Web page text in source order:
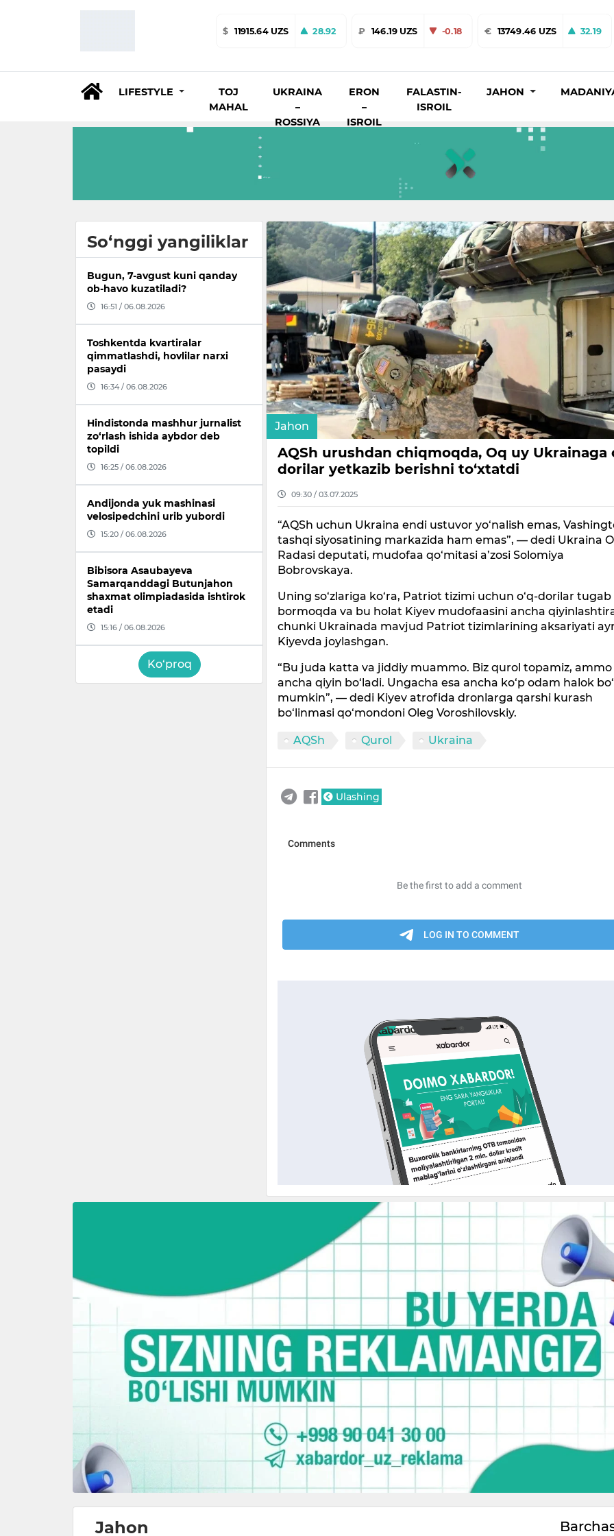
$ 11915.64 UZS 28.92 ₽ 146.19 UZS -0.18 € 13749.46 UZS 32.19
LIFESTYLE
TOJ
MAHAL
UKRAINA
–
ROSSIYA
ERON
–
ISROIL
FALASTIN-
ISROIL
JAHON
So‘nggi yangiliklar
Bugun, 7-avgust kuni qanday
ob-havo kuzatiladi?
16:51 / 06.08.2026
Toshkentda kvartiralar
qimmatlashdi, hovlilar narxi
pasaydi
16:34 / 06.08.2026
Hindistonda mashhur jurnalist
zo‘rlash ishida aybdor deb
topildi
16:25 / 06.08.2026
Andijonda yuk mashinasi
velosipedchini urib yubordi
15:20 / 06.08.2026
Bibisora Asaubayeva
Samarqanddagi Butunjahon
shaxmat olimpiadasida ishtirok
etadi
15:16 / 06.08.2026
Ko‘proq
Jahon
AQSh urushdan chiqmoqda, Oq uy Ukrainaga
dorilar yetkazib berishni to‘xtatdi
09:30 / 03.07.2025
“AQSh uchun Ukraina endi ustuvor yo‘nalish emas,
tashqi siyosatining markazida ham emas”, — dedi Ukraina
Radasi deputati, mudofaa qo‘mitasi a’zosi Solomiya
Bobrovskaya.
Uning so‘zlariga ko‘ra, Patriot tizimi uchun o‘q-dorilar tugab
bormoqda va bu holat Kiyev mudofaasini ancha
chunki Ukrainada mavjud Patriot tizimlarining aksariyati
Kiyevda joylashgan.
“Bu juda katta va jiddiy muammo. Biz qurol topamiz,
ancha qiyin bo‘ladi. Ungacha esa ancha ko‘p odam halok
mumkin”, — dedi Kiyev atrofida dronlarga qarshi kurash
bo‘linmasi qo‘mondoni Oleg Voroshilovskiy.
AQSh Qurol Ukraina
Ulashing
Jahon